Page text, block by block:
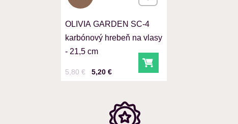
OLIVIA GARDEN SC-4
karbónový hrebeň na vlasy
- 21,5 cm
Cena s DPH
5,20 €
Pred zľavou:
5,80 € Do košíka